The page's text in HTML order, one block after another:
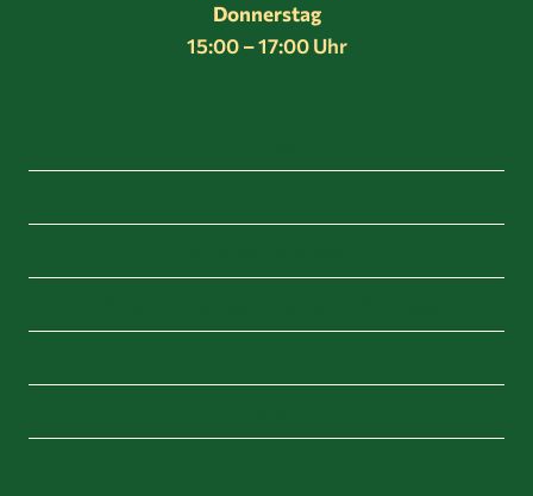
Donnerstag
15:00 – 17:00 Uhr